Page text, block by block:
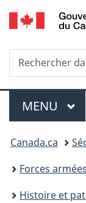
Rechercher
dans
Menu
MENU
Vous
êtes
ici :
Canada.ca
Forces
Histoire et